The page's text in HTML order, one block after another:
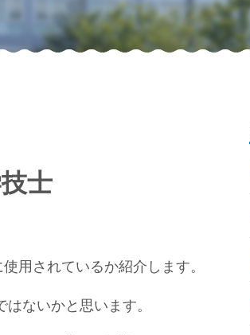
士
用されているか紹介します。
ないかと思います。